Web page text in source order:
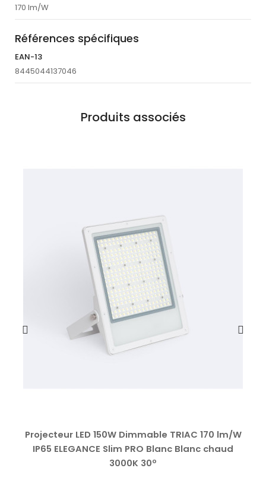
170 lm/W
Références spécifiques
EAN-13
8445044137046
Produits associés
Projecteur LED 150W Dimmable TRIAC 170 lm/W
IP65 ELEGANCE Slim PRO Blanc Blanc chaud
3000K 30º